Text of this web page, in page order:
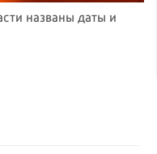
названы даты и